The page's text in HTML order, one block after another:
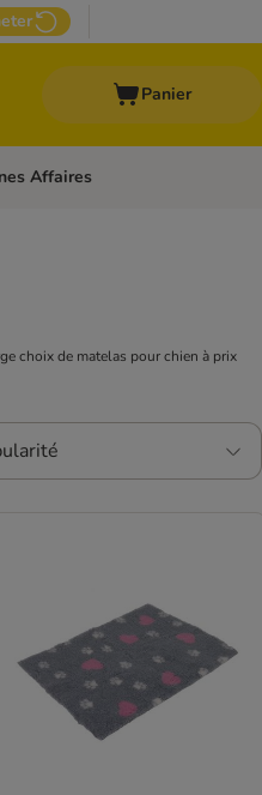
Panier
les catégories: Marques
Affaires
choix de matelas pour chien à prix